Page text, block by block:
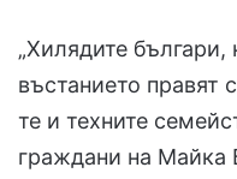
„Хилядите
въстанието правят
те и техните
граждани на Майка